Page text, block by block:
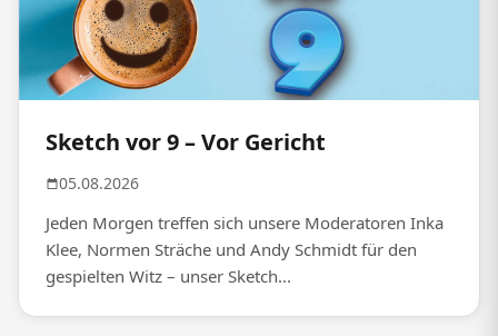
Sketch vor 9 – Vor Gericht
05.08.2026
Jeden Morgen treffen sich unsere Moderatoren Inka
Klee, Normen Sträche und Andy Schmidt für den
gespielten Witz – unser Sketch...